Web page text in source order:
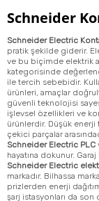
Schneider
Schneider Electric
pratik şekilde giderir.
ve bu biçimde elektrik
kategorisinde
ile tercih sebebidir.
ürünleri, amaçlar
güvenli teknolojisi
işlevsel özellikleri ve
ürünlerdir. Düşük
çekici parçalar
Schneider Electric PLC
hayatına dokunur.
Schneider Electric
markadır. Bilhassa
prizlerden enerji
şarj istasyonları da son